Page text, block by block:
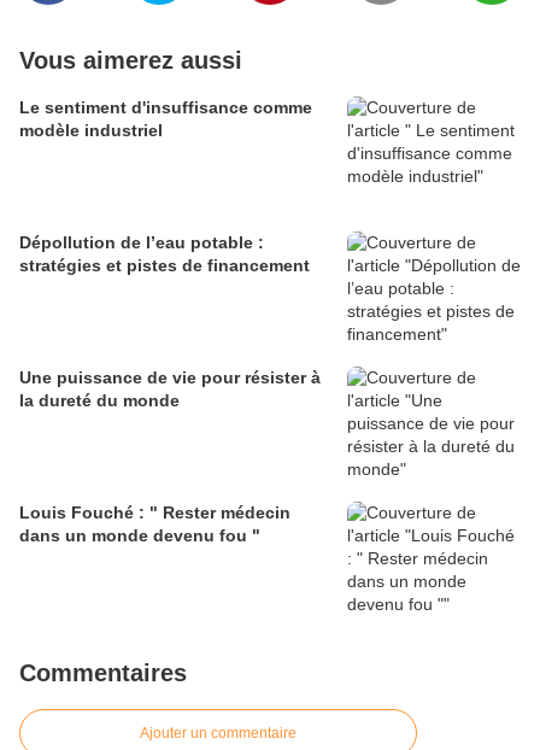
Vous aimerez aussi
Le sentiment d'insuffisance comme
modèle industriel
Dépollution de l’eau potable :
stratégies et pistes de financement
Une puissance de vie pour résister à
la dureté du monde
Louis Fouché : " Rester médecin
dans un monde devenu fou "
Commentaires
Ajouter un commentaire